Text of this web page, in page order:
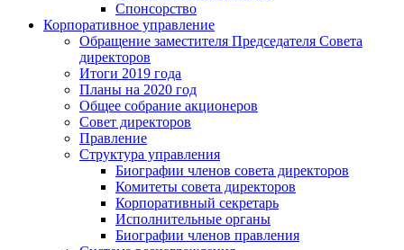
Спонсорство
Корпоративное управление
Обращение заместителя Председателя Совета
директоров
Итоги 2019 года
Планы на 2020 год
Общее собрание акционеров
Совет директоров
Правление
Структура управления
Биографии членов совета директоров
Комитеты совета директоров
Корпоративный секретарь
Исполнительные органы
Биографии членов правления